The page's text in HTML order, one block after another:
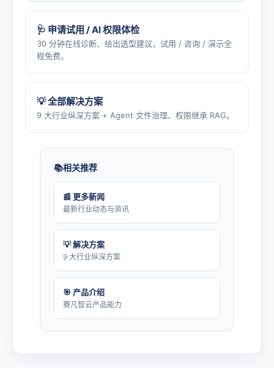
🩺 申请试用 / AI 权限体检
30 分钟在线诊断、给出选型建议，试用 / 咨询 / 演示全
程免费。
💡 全部解决方案
9 大行业纵深方案 + Agent 文件治理、权限继承 RAG。
相关推荐
📰 更多新闻
最新行业动态与资讯
💡 解决方案
9 大行业纵深方案
🎯 产品介绍
赛凡智云产品能力